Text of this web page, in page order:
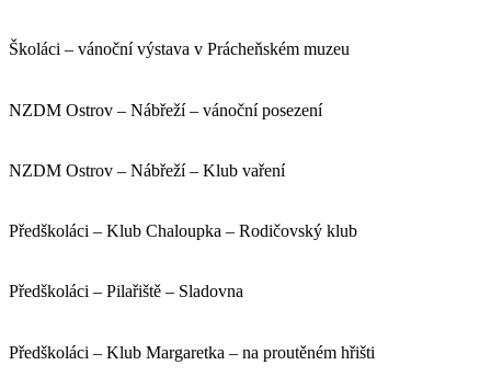
Školáci – vánoční výstava v Prácheňském muzeu
NZDM Ostrov – Nábřeží – vánoční posezení
NZDM Ostrov – Nábřeží – Klub vaření
Předškoláci – Klub Chaloupka – Rodičovský klub
Předškoláci – Pilařiště – Sladovna
Předškoláci – Klub Margaretka – na proutěném hřišti